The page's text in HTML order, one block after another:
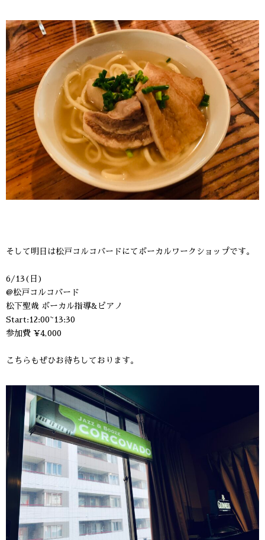
そして明日は松戸コルコバードにてボーカルワークショップです。
6/13(日)
@松戸コルコバード
松下聖哉 ボーカル指導&ピアノ
Start:12:00~13:30
参加費 ¥4,000
こちらもぜひお待ちしております。